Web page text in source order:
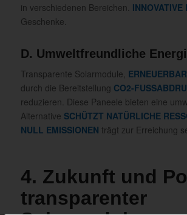
in verschiedenen Bereichen. INNOVATIVE
Geschenke.
D. Umweltfreundliche
Transparente Solarmodule,
durch die Bereitstellung CO2-
reduzieren. Diese Paneele bieten eine
Alternative SCHÜTZT NATÜRLICHE
NULL EMISSIONEN trägt zur Erreichung
4. Zukunft und
transparenter